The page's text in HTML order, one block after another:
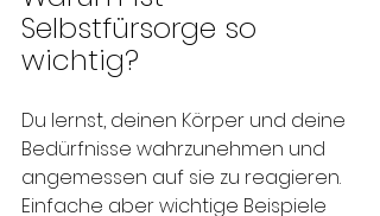
Selbstfürsorge so
wichtig?
Du lernst, deinen Körper und deine
Bedürfnisse wahrzunehmen und
angemessen auf sie zu reagieren.
Einfache aber wichtige Beispiele